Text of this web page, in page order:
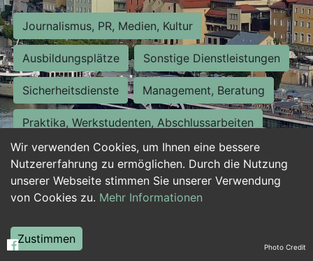
Wir verwenden Cookies, um Ihnen eine bessere
Nutzererfahrung zu ermöglichen. Durch die Nutzung
unserer Webseite stimmen Sie unserer Verwendung
von Cookies zu. Mehr Informationen
Zustimmen
Journalismus, PR, Medien, Kultur
Ausbildungsplätze Sonstige Dienstleistungen
Sicherheitsdienste Management, Beratung
Praktika, Werkstudenten, Abschlussarbeiten
Personalwesen Assistenz, Sekretariat
Hilfskräfte, Aushilfs- und Nebenjobs
Weiterbildung, Studium, duale Ausbildung Photo Credit